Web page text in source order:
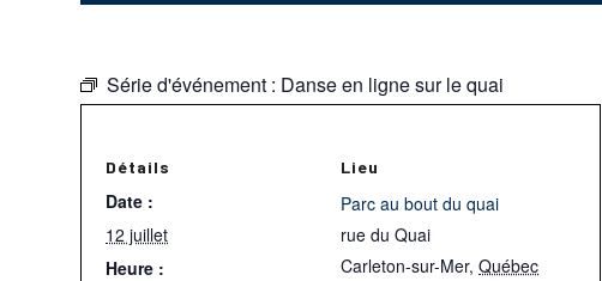
Série d'événement : Danse en ligne sur le quai
Détails
Date :
12 juillet
Heure :
Lieu
Parc au bout du quai
rue du Quai
Carleton-sur-Mer, Québec